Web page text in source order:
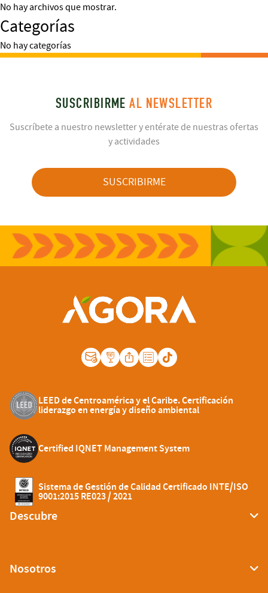
No hay archivos que mostrar.
Categorías
No hay categorías
SUSCRIBIRMEAL NEWSLETTER
Suscríbete a nuestro newsletter y entérate de nuestras ofertas
y actividades
SUSCRIBIRME
LEED de Centroamérica y el Caribe. Certificación
liderazgo en energía y diseño ambiental
Certified IQNET Management System
Sistema de Gestión de Calidad Certificado INTE/ISO
9001:2015 RE023 / 2021
Descubre
Nosotros